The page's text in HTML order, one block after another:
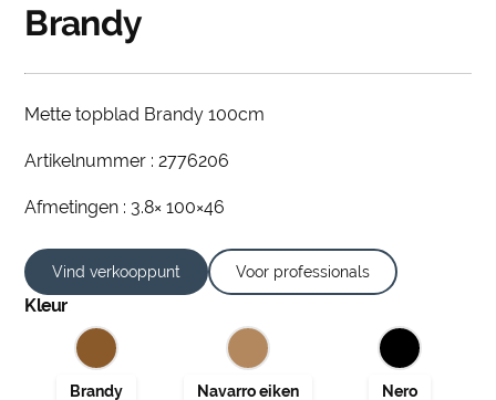
Brandy
Mette topblad Brandy 100cm
Artikelnummer : 2776206
Afmetingen : 3.8× 100×46
Vind verkooppunt Voor professionals
Kleur